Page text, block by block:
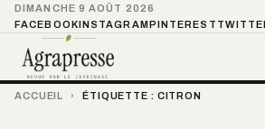
DIMANCHE 9 AOÛT 2026
FACEBOOKINSTAGRAMPINTEREST
ACCUEIL › ÉTIQUETTE : CITRON